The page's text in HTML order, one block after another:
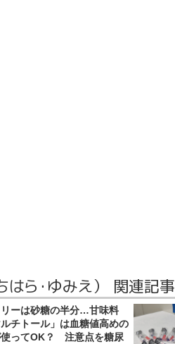
ら・ゆみえ） 関連記事
ーは砂糖の半分…甘味料
ルチトール」は血糖値高めの
使ってOK？ 注意点を糖尿